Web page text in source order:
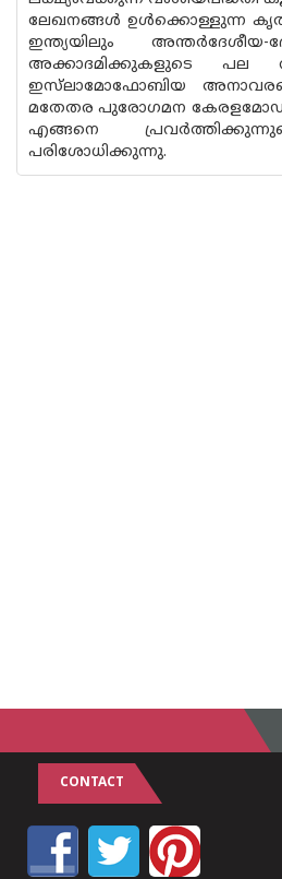
ലേഖനങ്ങൾ ഉൾക്കൊള്ളുന്ന
ഇന്ത്യയിലും അന്തർദേശീയ-
അക്കാദമിക്കുകളുടെ പല
ഇസ്‌ലാമോഫോബിയ
മതേതര പുരോഗമന
എങ്ങനെ
പരിശോധിക്കുന്നു.
CONTACT